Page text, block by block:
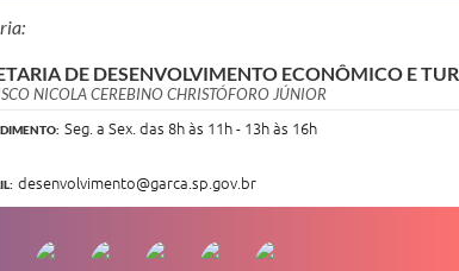
DE DESENVOLVIMENTO ECONÔMICO E
NICOLA CEREBINO CHRISTÓFORO JÚNIOR
Seg. a Sex. das 8h às 11h - 13h às 16h
desenvolvimento@garca.sp.gov.br